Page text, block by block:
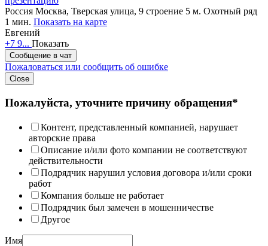
Россия Москва, Тверская улица, 9 строение 5 м. Охотный ряд
1 мин. Показать на карте
Евгений
+7 9... Показать
Сообщение в чат
Пожаловаться или сообщить об ошибке
Close
Пожалуйста, уточните причину обращения*
Контент, представленный компанией, нарушает
авторские права
Описание и/или фото компании не соответствуют
действительности
Подрядчик нарушил условия договора и/или сроки
работ
Компания больше не работает
Подрядчик был замечен в мошенничестве
Другое
Имя